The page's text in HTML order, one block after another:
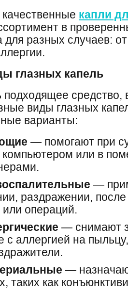
капли
в
для разных случаев:
глазных капель
средство,
виды глазных
варианты:
— помогают при
компьютером или в
—
раздражении,
операций.
— снимают
с аллергией на
—
таких как